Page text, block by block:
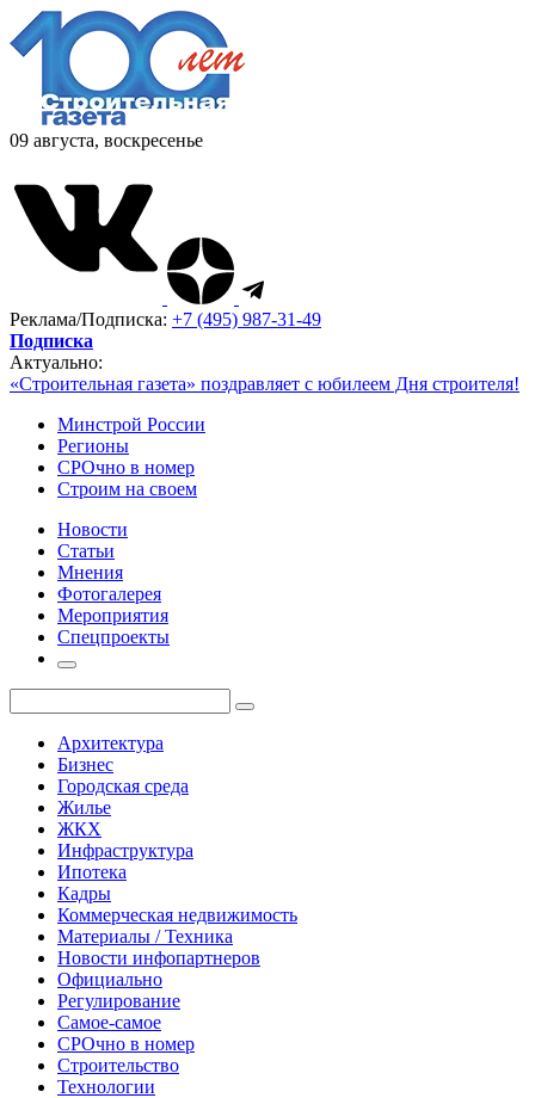
09 августа, воскресенье
Реклама/Подписка: +7 (495) 987-31-49
Подписка
Актуально:
«Строительная газета» поздравляет с юбилеем Дня строителя!
Минстрой России
Регионы
СРОчно в номер
Строим на своем
Новости
Статьи
Мнения
Фотогалерея
Мероприятия
Спецпроекты
Архитектура
Бизнес
Городская среда
Жилье
ЖКХ
Инфраструктура
Ипотека
Кадры
Коммерческая недвижимость
Материалы / Техника
Новости инфопартнеров
Официально
Регулирование
Самое-самое
СРОчно в номер
Строительство
Технологии